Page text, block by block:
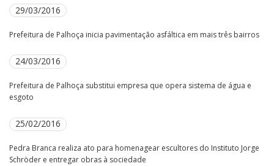
29/03/2016
Prefeitura de Palhoça inicia pavimentação asfáltica em mais três bairros
24/03/2016
Prefeitura de Palhoça substitui empresa que opera sistema de água e
esgoto
25/02/2016
Pedra Branca realiza ato para homenagear escultores do Instituto Jorge
Schröder e entregar obras à sociedade